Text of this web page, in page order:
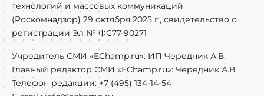
технологий и массовых коммуникаций
(Роскомнадзор) 29 октября 2025 г., свидетельство о
регистрации Эл № ФС77-90271
Учредитель СМИ «EChamp.ru»: ИП Чередник А.В.
Главный редактор СМИ «EChamp.ru»: Чередник А.В.
Телефон редакции: +7 (495) 134-14-54